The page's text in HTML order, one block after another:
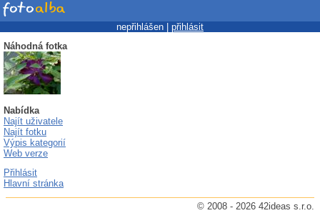
nepřihlášen | přihlásit
Náhodná fotka
Nabídka
Najít uživatele
Najít fotku
Výpis kategorií
Web verze
Přihlásit
Hlavní stránka
© 2008 - 2026 42ideas s.r.o.